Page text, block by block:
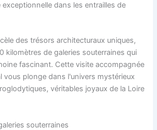
exceptionnelle dans les entrailles de
des trésors architecturaux uniques,
kilomètres de galeries souterraines qui
fascinant. Cette visite accompagnée
vous plonge dans l'univers mystérieux
véritables joyaux de la Loire
souterraines